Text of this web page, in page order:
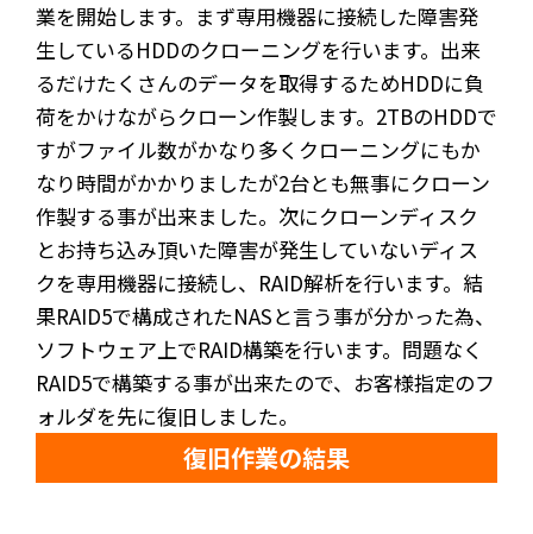
業を開始します。まず専用機器に接続した障害発
生しているHDDのクローニングを行います。出来
るだけたくさんのデータを取得するためHDDに負
荷をかけながらクローン作製します。2TBのHDDで
すがファイル数がかなり多くクローニングにもか
なり時間がかかりましたが2台とも無事にクローン
作製する事が出来ました。次にクローンディスク
とお持ち込み頂いた障害が発生していないディス
クを専用機器に接続し、RAID解析を行います。結
果RAID5で構成されたNASと言う事が分かった為、
ソフトウェア上でRAID構築を行います。問題なく
RAID5で構築する事が出来たので、お客様指定のフ
ォルダを先に復旧しました。
復旧作業の結果